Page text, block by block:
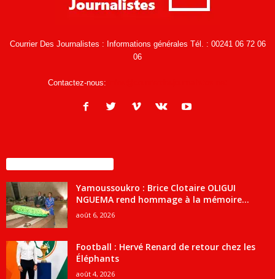
Courrier Des Journalistes : Informations générales Tél. : 00241 06 72 06
06
Contactez-nous:
Yamoussoukro : Brice Clotaire OLIGUI
NGUEMA rend hommage à la mémoire...
août 6, 2026
Football : Hervé Renard de retour chez les
Éléphants
août 4, 2026